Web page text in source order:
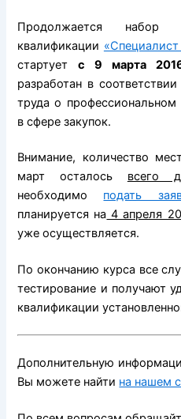
Продолжается
квалификации
стартуетс 9 марта
разработан в
трудао профессиональном
в сфере закупок.
Внимание, количество
март осталось всего
необходимо подать
планируется на 4 апреля
уже осуществляется.
По окончанию курса все
тестирование и получают
квалификации
Дополнительную
Вы можете найти на нашем